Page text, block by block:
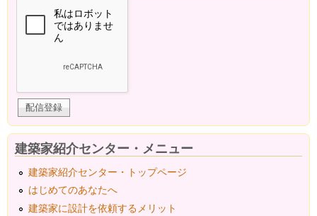
建築家紹介センター・メニュー
建築家紹介センター・トップページ
はじめてのあなたへ
建築家に設計を依頼するメリット